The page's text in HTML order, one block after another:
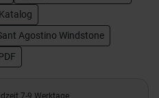
Agostino Windstone
7-9 Werktage